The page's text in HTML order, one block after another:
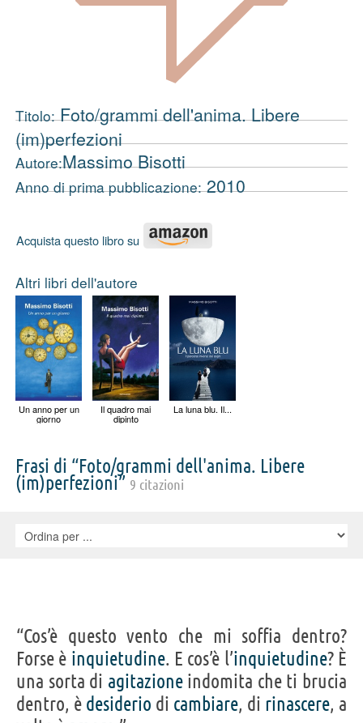
Titolo:Foto/grammi dell'anima. Libere
(im)perfezioni
Autore:Massimo Bisotti
Anno di prima pubblicazione:2010
Acquista questo libro su
Altri libri dell'autore
Un anno per un
giorno
Il quadro mai
dipinto
La luna blu. Il...
Frasi di “Foto/grammi dell'anima. Libere
(im)perfezioni” 9 citazioni
“Cos’è questo vento che mi soffia dentro?
Forse è inquietudine. E cos’è l’inquietudine? È
una sorta di agitazioneindomita che ti brucia
dentro, è desiderio di cambiare, di rinascere, a